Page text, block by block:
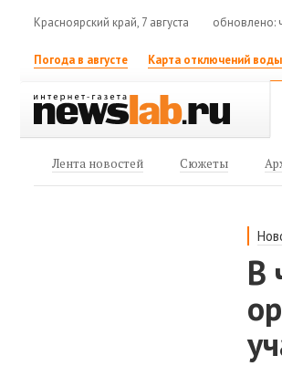
Красноярский край, 7 августа обновлено:
Погода в августе Карта отключений воды
Лента новостей Сюжеты
В